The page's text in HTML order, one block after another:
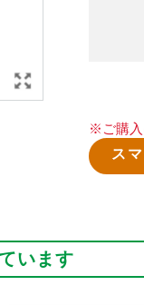
※ご購入
ス
います